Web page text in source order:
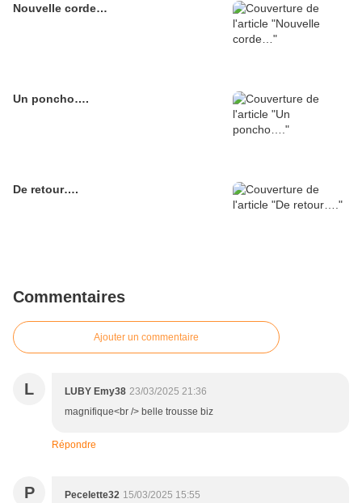
Nouvelle corde…
Un poncho….
De retour….
Commentaires
Ajouter un commentaire
L LUBY Emy38 23/03/2025 21:36
magnifique<br /> belle trousse biz
Répondre
P Pecelette32 15/03/2025 15:55